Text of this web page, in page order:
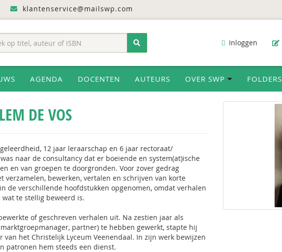
klantenservice@mailswp.com
Inloggen
AGENDA DOCENTEN AUTEURS OVER SWP FOLDERS
DE VOS
12 jaar leraarschap en 6 jaar rectoraat/
naar de consultancy dat er boeiende en system(at)ische
en van groepen te doorgronden. Voor zover gedrag
bewerken, vertalen en schrijven van korte
de verschillende hoofdstukken opgenomen, omdat verhalen
te stellig beweerd is.
of geschreven verhalen uit. Na zestien jaar als
partner) te hebben gewerkt, stapte hij
het Christelijk Lyceum Veenendaal. In zijn werk bewijzen
patronen hem steeds een dienst.